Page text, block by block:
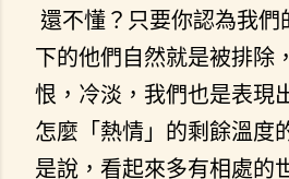
還不懂？只要你認為我們
下的他們自然就是被排除
恨，冷淡，我們也是表現
怎麼「熱情」的剩餘溫度
是說，看起來多有相處的